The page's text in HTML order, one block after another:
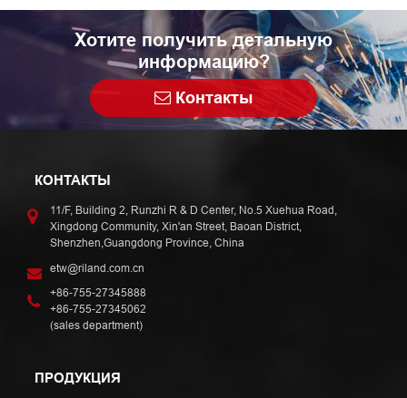
Хотите получить детальную
информацию?
Контакты
КОНТАКТЫ
11/F, Building 2, Runzhi R & D Center, No.5 Xuehua Road,
Xingdong Community, Xin'an Street, Baoan District,
Shenzhen,Guangdong Province, China
etw@riland.com.cn
+86-755-27345888
+86-755-27345062
(sales department)
ПРОДУКЦИЯ